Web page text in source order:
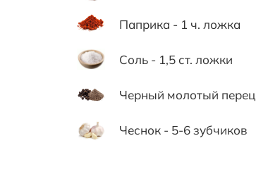
Паприка - 1 ч. ложка
Соль - 1,5 ст. ложки
Черный молотый
Чеснок - 5-6 зубчиков